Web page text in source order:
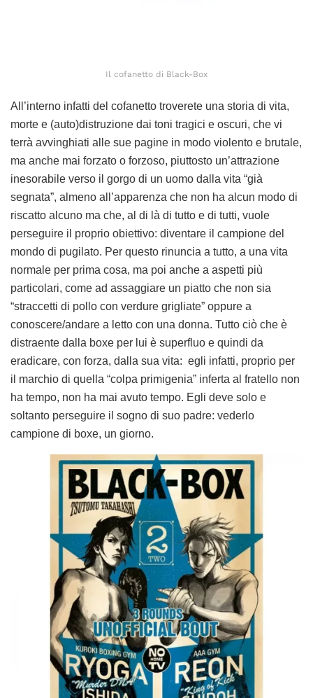
Il cofanetto di Black-Box
All’interno infatti del cofanetto troverete una storia di vita,
morte e (auto)distruzione dai toni tragici e oscuri, che vi
terrà avvinghiati alle sue pagine in modo violento e brutale,
ma anche mai forzato o forzoso, piuttosto un’attrazione
inesorabile verso il gorgo di un uomo dalla vita “già
segnata”, almeno all’apparenza che non ha alcun modo di
riscatto alcuno ma che, al di là di tutto e di tutti, vuole
perseguire il proprio obiettivo: diventare il campione del
mondo di pugilato. Per questo rinuncia a tutto, a una vita
normale per prima cosa, ma poi anche a aspetti più
particolari, come ad assaggiare un piatto che non sia
“straccetti di pollo con verdure grigliate” oppure a
conoscere/andare a letto con una donna. Tutto ciò che è
distraente dalla boxe per lui è superfluo e quindi da
eradicare, con forza, dalla sua vita: egli infatti, proprio per
il marchio di quella “colpa primigenia” inferta al fratello non
ha tempo, non ha mai avuto tempo. Egli deve solo e
soltanto perseguire il sogno di suo padre: vederlo
campione di boxe, un giorno.